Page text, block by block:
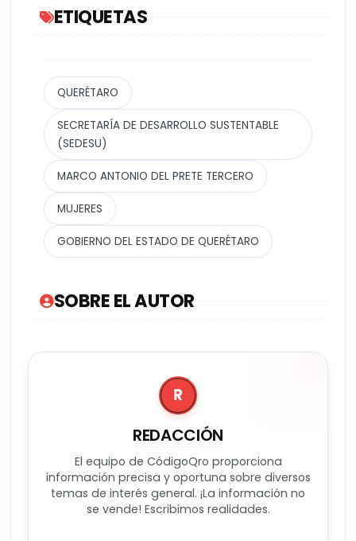
ETIQUETAS
QUERÉTARO
SECRETARÍA DE DESARROLLO SUSTENTABLE
(SEDESU)
MARCO ANTONIO DEL PRETE TERCERO
MUJERES
GOBIERNO DEL ESTADO DE QUERÉTARO
SOBRE EL AUTOR
R
REDACCIÓN
El equipo de CódigoQro proporciona
información precisa y oportuna sobre diversos
temas de interés general. ¡La información no
se vende! Escribimos realidades.